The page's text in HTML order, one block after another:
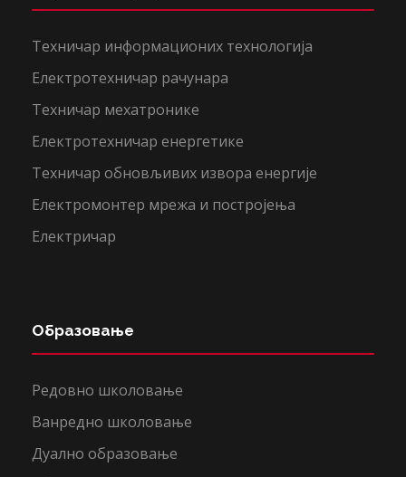
Техничар информационих технологија
Електротехничар рачунара
Техничар мехатронике
Електротехничар енергетике
Техничар обновљивих извора енергије
Електромонтер мрежа и постројења
Електричар
Образовање
Редовно школовање
Ванредно школовање
Дуално образовање